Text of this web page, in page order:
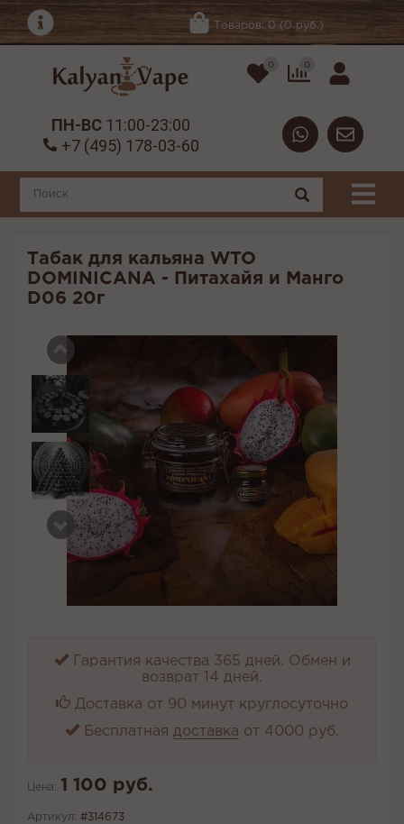
Товаров: 0 (0 руб.)
0 0
ПН-ВС 11:00-23:00
+7 (495) 178-03-60
Табак для кальяна WTO
DOMINICANA - Питахайя и Манго
D06 20г
Гарантия качества 365 дней. Обмен и
возврат 14 дней.
Доставка от 90 минут круглосуточно
Бесплатная доставка от 4000 руб.
Цена: 1 100 руб.
Артикул: #314673